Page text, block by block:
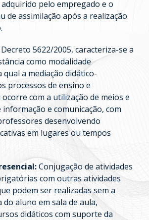
pelo empregado e o
de assimilação após a realização
5622/2005, caracteriza-se a
como modalidade
qual a mediação didático-
processos de ensino e
com a utilização de meios e
e comunicação, com
desenvolvendo
em lugares ou tempos
Conjugação de atividades
com outras atividades
podem ser realizadas sem a
do aluno em sala de aula,
didáticos com suporte da